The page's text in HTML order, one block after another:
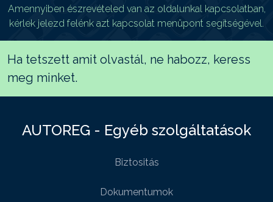
Amennyiben észrevételed van az oldalunkal kapcsolatban,
kérlek jelezd felénk azt kapcsolat menüpont segítségével.
Ha tetszett amit olvastál, ne habozz, keress
meg minket.
AUTOREG - Egyéb szolgáltatások
Biztositás
Dokumentumok